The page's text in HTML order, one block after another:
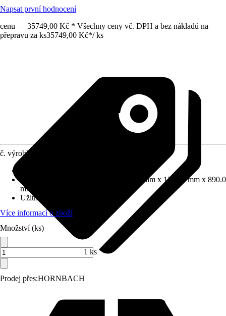
Napsat první hodnocení
cenu — 35749,00 Kč * Všechny ceny vč. DPH a bez nákladů na
přepravu za ks35749,00 Kč*/ ks
Prodej přes:HORNBACH
č. výrobku
3060.0 mm x 1700.0 mm x 890.0
mm
Užitná zátěž
Více informací o zboží
Množství (ks)
1 ks